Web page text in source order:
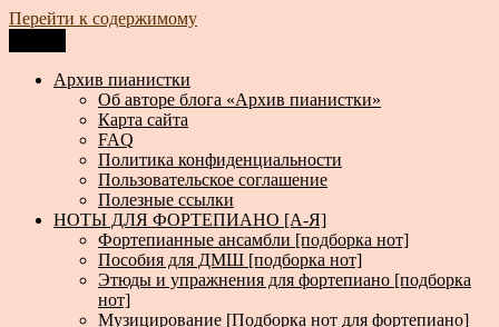
Перейти к содержимому
Архив пианистки
Всё для пианистов: ноты, книги, музыка, статьи…
Архив пианистки
Об авторе блога «Архив пианистки»
Карта сайта
FAQ
Политика конфиденциальности
Пользовательское соглашение
Полезные ссылки
НОТЫ ДЛЯ ФОРТЕПИАНО [А-Я]
Фортепианные ансамбли [подборка нот]
Пособия для ДМШ [подборка нот]
Этюды и упражнения для фортепиано [подборка
нот]
Музицирование [Подборка нот для фортепиано]